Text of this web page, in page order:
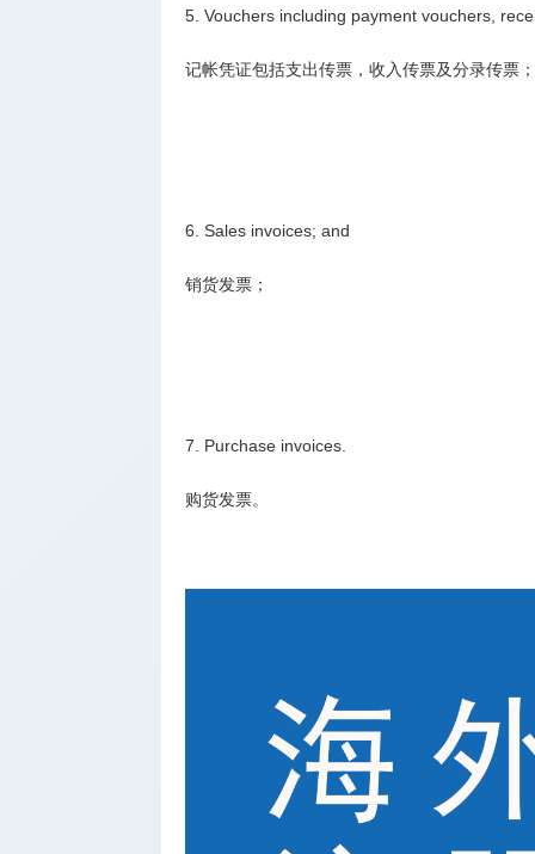
5. Vouchers including payment vouchers,
记帐凭证包括支出传票，收入传票及分录传票；
6. Sales invoices; and
销货发票；
7. Purchase invoices.
购货发票。